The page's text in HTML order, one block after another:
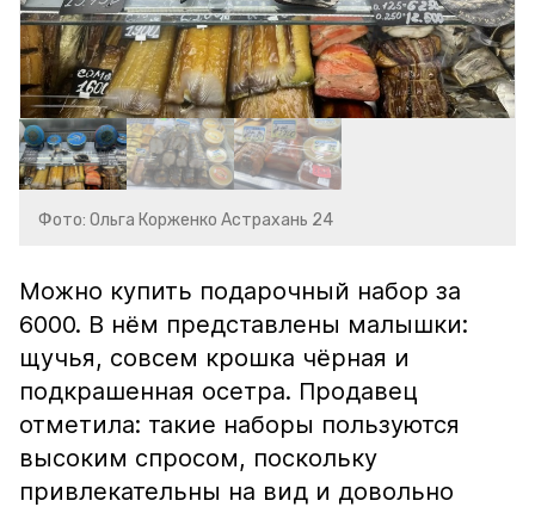
Фото: Ольга Корженко Астрахань 24
Можно купить подарочный набор за
6000. В нём представлены малышки:
щучья, совсем крошка чёрная и
подкрашенная осетра. Продавец
отметила: такие наборы пользуются
высоким спросом, поскольку
привлекательны на вид и довольно